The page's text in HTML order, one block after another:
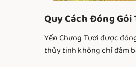
Quy Cách Đóng Gói
Yến Chưng Tươi được
thủy tinh không chỉ đảm